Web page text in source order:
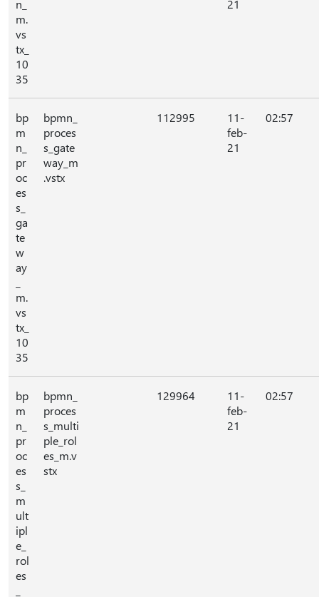
n_
m.
vs
tx_
10
35
21
bp
m
n_
pr
oc
es
s_
ga
te
w
ay
m.
vs
tx_
10
35
bpmn_
proces
s_gate
way_m
.vstx
112995
11-
feb-
21
02:57
bp
m
n_
pr
oc
es
s_
m
ult
ipl
e_
rol
es
bpmn_
proces
s_multi
ple_rol
es_m.v
stx
129964
11-
feb-
21
02:57